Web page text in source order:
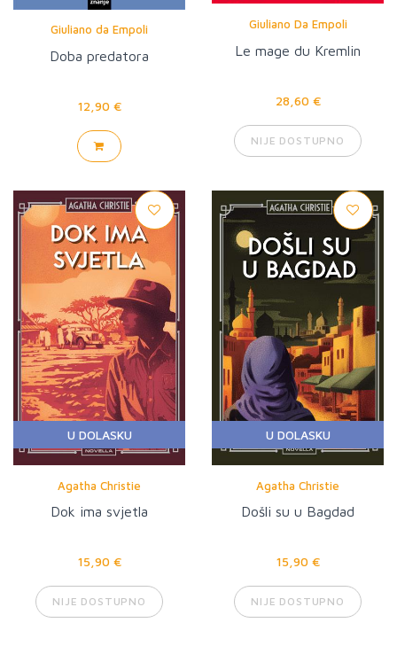
Giuliano da Empoli
Doba predatora
12,90 €
Giuliano Da Empoli
Le mage du Kremlin
28,60 €
NIJE DOSTUPNO
U DOLASKU
Agatha Christie
Dok ima svjetla
15,90 €
NIJE DOSTUPNO
U DOLASKU
Agatha Christie
Došli su u Bagdad
15,90 €
NIJE DOSTUPNO